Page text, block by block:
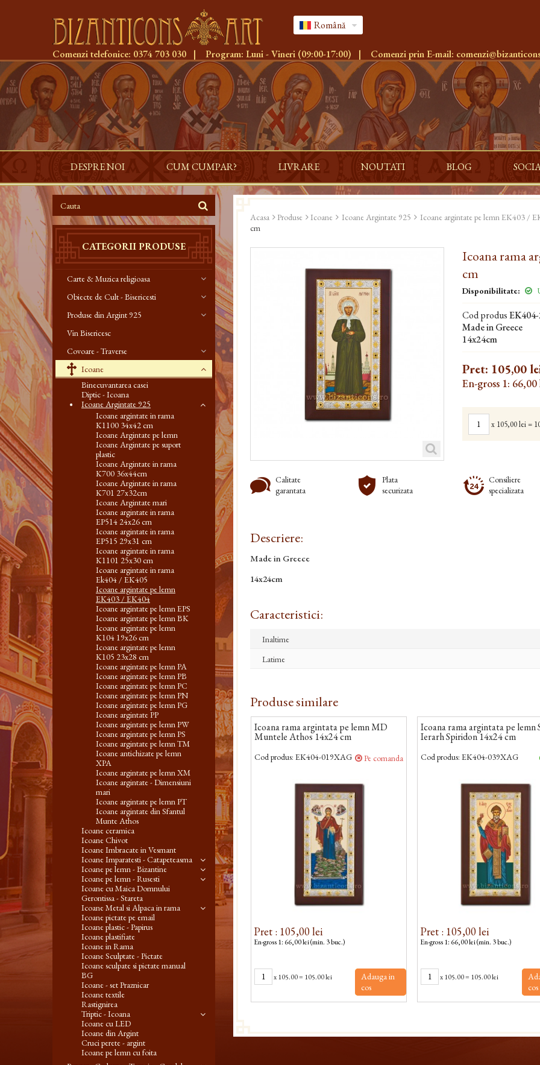
Română
Comenzi telefonice: 0374 703 030 | Program: Luni - Vineri (09:00-17:00) | Comenzi prin E-mail:
DESPRE NOI CUM CUMPAR? LIVRARE NOUTATI BLOG
CATEGORII PRODUSE
Carte & Muzica religioasa
Obiecte de Cult - Bisericesti
Produse din Argint 925
Vin Bisericesc
Covoare - Traverse
Icoane
Binecuvantarea casei
Diptic - Icoana
Icoane Argintate 925
Icoane argintate in rama
K1100 34x42 cm
Icoane Argintate pe lemn
Icoane Argintate pe suport
plastic
Icoane Argintate in rama
K700 36x44cm
Icoane Argintate in rama
K701 27x32cm
Icoane Argintate mari
Icoane argintate in rama
EP514 24x26 cm
Icoane argintate in rama
EP515 29x31 cm
Icoane argintate in rama
K1101 25x30 cm
Icoane argintate in rama
Ek404 / EK405
Icoane argintate pe lemn
EK403 / EK404
Icoane argintate pe lemn EPS
Icoane argintate pe lemn BK
Icoane argintate pe lemn
K104 19x26 cm
Icoane argintate pe lemn
K105 23x28 cm
Icoane argintate pe lemn PA
Icoane argintate pe lemn PB
Icoane argintate pe lemn PC
Icoane argintate pe lemn PN
Icoane argintate pe lemn PG
Icoane argintate PP
Icoane argintate pe lemn PW
Icoane argintate pe lemn PS
Icoane argintate pe lemn TM
Icoane antichizate pe lemn
XPA
Icoane argintate pe lemn XM
Icoane argintate - Dimensiuni
mari
Icoane argintate pe lemn PT
Icoane argintate din Sfantul
Munte Athos
Icoane ceramica
Icoane Chivot
Icoane Imbracate in Vesmant
Icoane Imparatesti - Catapeteasma
Icoane pe lemn - Bizantine
Icoane pe lemn - Rusesti
Icoane cu Maica Domnului
Gerontissa - Stareta
Icoane Metal si Alpaca in rama
Icoane pictate pe email
Icoane plastic - Papirus
Icoane plastifiate
Icoane in Rama
Icoane Sculptate - Pictate
Icoane sculpate si pictate manual
BG
Icoane - set Praznicar
Icoane textile
Rastignirea
Triptic - Icoana
Icoane cu LED
Icoane din Argint
Cruci perete - argint
Icoane pe lemn cu foita
Acasa Produse Icoane Icoane Argintate 925 Icoane argintate pe lemn EK403 /
cm
Icoana rama
cm
Disponibilitate:
Cod produs
Made in Greece
14x24cm
Pret: 105,00
En-gross 1:
x 105,00 lei=
Calitate
garantata
Plata
securizata
Consiliere
specializata
Descriere:
Made in Greece
14x24cm
Caracteristici:
Inaltime
Latime
Produse similare
Icoana rama argintata pe lemn MD
Muntele Athos 14x24 cm
Cod produs: EK404-019XAG Pe comanda
Pret : 105,00 lei
En-gross 1: 66,00 lei (min. 3 buc.)
x105.00= 105.00 lei
Adauga in
cos
Icoana rama argintata pe lemn
Ierarh Spiridon 14x24 cm
Cod produs: EK404-039XAG
Pret : 105,00 lei
En-gross 1: 66,00 lei (min. 3 buc.)
x105.00= 105.00 lei
cos